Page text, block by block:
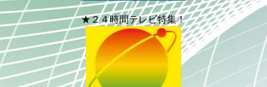
★２４時間テレビ特集！